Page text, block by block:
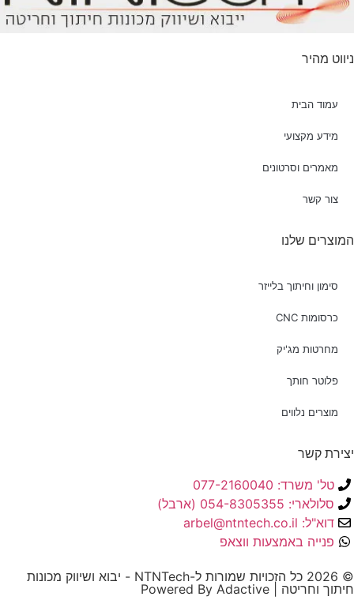
ניווט מהיר
עמוד הבית
מידע מקצועי
מאמרים וסרטונים
צור קשר
המוצרים שלנו
סימון וחיתוך בלייזר
כרסומות CNC
מחרטות מג'יק
פלוטר חותך
מוצרים נלווים
יצירת קשר
טל' משרד: 077-2160040
סלולארי: 054-8305355 (ארבל)
דוא"ל: arbel@ntntech.co.il
פנייה באמצעות ווצאפ
© 2026 כל הזכויות שמורות ל-NTNTech - יבוא ושיווק מכונות
חיתוך וחריטה | Powered By Adactive